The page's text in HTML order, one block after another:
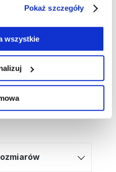
Pokaż szczegóły
wszystkie
przy tworzeniu
Cię krok po
od 499zł